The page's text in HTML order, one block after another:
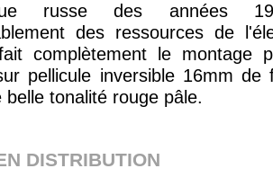
russe des années
des ressources de
complètement le montage
pellicule inversible 16mm
belle tonalité rouge pâle.
DISTRIBUTION